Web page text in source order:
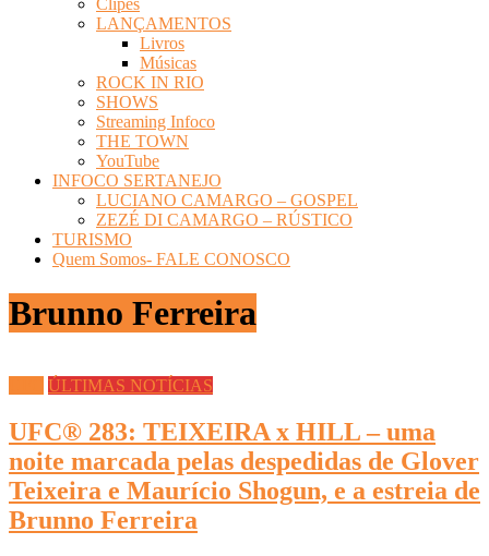
Clipes
LANÇAMENTOS
Livros
Músicas
ROCK IN RIO
SHOWS
Streaming Infoco
THE TOWN
YouTube
INFOCO SERTANEJO
LUCIANO CAMARGO – GOSPEL
ZEZÉ DI CAMARGO – RÚSTICO
TURISMO
Quem Somos- FALE CONOSCO
Brunno Ferreira
ÚLTIMAS NOTÍCIAS
UFC® 283: TEIXEIRA x HILL – uma
noite marcada pelas despedidas de Glover
Teixeira e Maurício Shogun, e a estreia de
Brunno Ferreira